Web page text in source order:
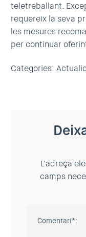
teletreballant.
requereix la seva
les mesures
per continuar
Categories:
L'adreça
camps